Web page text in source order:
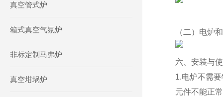
真空管式炉
箱式真空气氛炉
非标定制马弗炉
真空坩埚炉
（二）电炉
六、安装与
1.电炉不需
元件不能正